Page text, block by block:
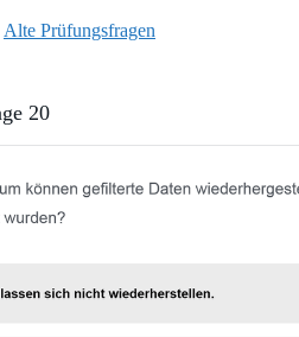
Alte Prüfungsfragen
20